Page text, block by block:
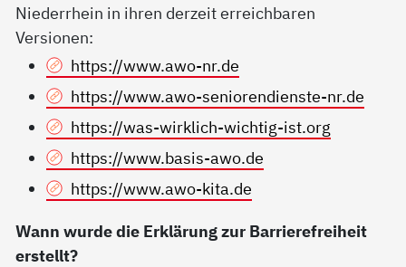
Niederrhein in ihren derzeit erreichbaren
Versionen:
https://www.awo-nr.de
https://www.awo-seniorendienste-nr.de
https://was-wirklich-wichtig-ist.org
https://www.basis-awo.de
https://www.awo-kita.de
Wann wurde die Erklärung zur Barrierefreiheit
erstellt?